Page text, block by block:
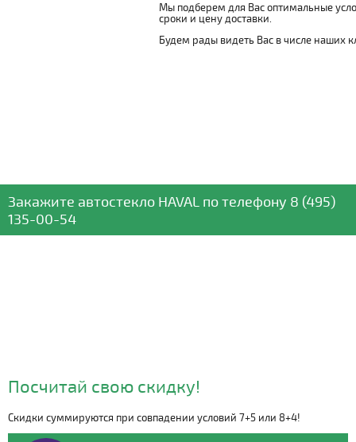
Мы подберем для Вас оптимальные
сроки и цену доставки.
Будем рады видеть Вас в числе наших
Закажите автостекло HAVAL по телефону 8 (495)
135-00-54
Видео о компании
Посчитай свою скидку!
Скидки суммируются при совпадении условий 7+5 или 8+4!